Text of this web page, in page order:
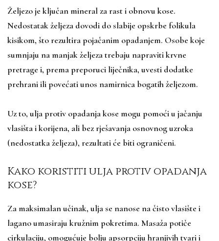
Željezo je ključan mineral za rast i obnovu kose.
Nedostatak željeza dovodi do slabije opskrbe folikula
kisikom, što rezultira pojačanim opadanjem. Osobe koje
sumnjaju na manjak željeza trebaju napraviti krvne
pretrage i, prema preporuci liječnika, uvesti dodatke
prehrani ili povećati unos namirnica bogatih željezom.
Uz to, ulja protiv opadanja kose mogu pomoći u jačanju
vlasišta i korijena, ali bez rješavanja osnovnog uzroka
(nedostatka željeza), rezultati će biti ograničeni.
Kako koristiti ulja protiv opadanja
kose?
Za maksimalan učinak, ulja se nanose na čisto vlasište i
lagano umasiraju kružnim pokretima. Masaža potiče
cirkulaciju, omogućuje bolju apsorpciju hranjivih tvari i